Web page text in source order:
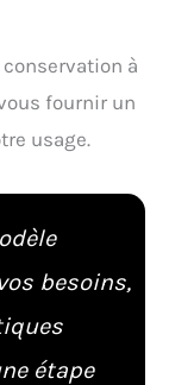
à
fournir un
usage.
besoins,
étape